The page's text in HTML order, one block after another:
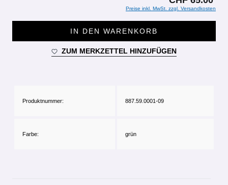
Preise inkl. MwSt. zzgl. Versandkosten
IN DEN WARENKORB
ZUM MERKZETTEL HINZUFÜGEN
Produktnummer: 887.59.0001-09
Farbe: grün